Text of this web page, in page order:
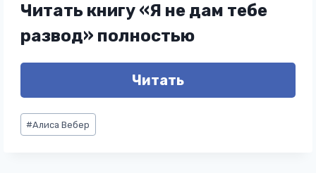
Читать книгу «Я не дам тебе
развод» полностью
Читать
Метки
записи:
#Алиса Вебер